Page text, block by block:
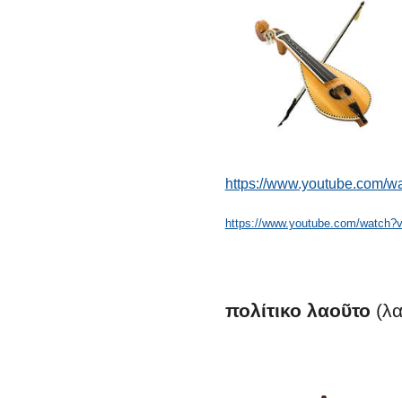
https://www.youtube.com/
https://www.youtube.com/
πολίτικο λαοῦτο